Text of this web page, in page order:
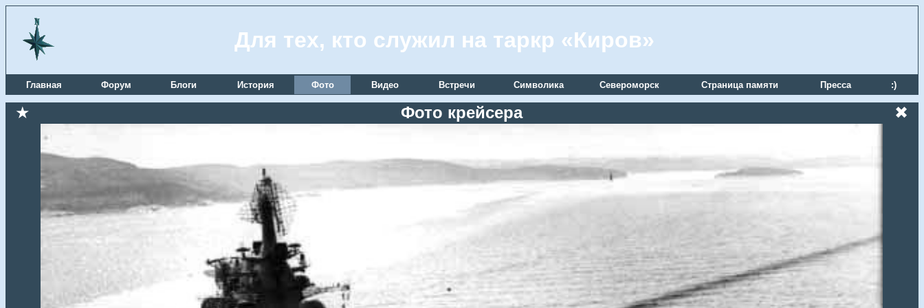
Для тех, кто служил на таркр «Киров»
Главная Форум Блоги История Фото Видео Встречи Символика Североморск Страница памяти Пресса :)
★ Фото крейсера ✖